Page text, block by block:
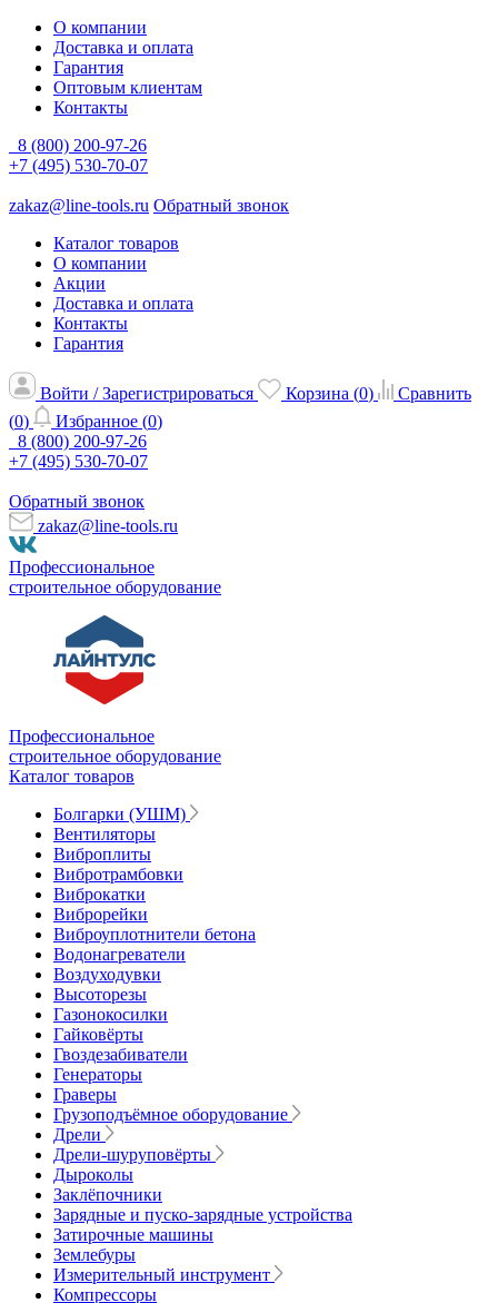
О компании
Доставка и оплата
Гарантия
Оптовым клиентам
Контакты
8 (800) 200-97-26
+7 (495) 530-70-07
zakaz@line-tools.ru Обратный звонок
Каталог товаров
О компании
Акции
Доставка и оплата
Контакты
Гарантия
Войти / Зарегистрироваться Корзина (0)
Сравнить
(0) Избранное (0)
8 (800) 200-97-26
+7 (495) 530-70-07
Обратный звонок
zakaz@line-tools.ru
Профессиональное
строительное оборудование
Профессиональное
строительное оборудование
Каталог товаров
Болгарки (УШМ)
Вентиляторы
Виброплиты
Вибротрамбовки
Виброкатки
Виброрейки
Виброуплотнители бетона
Водонагреватели
Воздуходувки
Высоторезы
Газонокосилки
Гайковёрты
Гвоздезабиватели
Генераторы
Граверы
Грузоподъёмное оборудование
Дрели
Дрели-шуруповёрты
Дыроколы
Заклёпочники
Зарядные и пуско-зарядные устройства
Затирочные машины
Землебуры
Измерительный инструмент
Компрессоры